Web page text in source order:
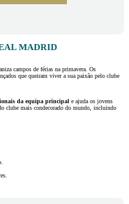
MADRID
campos de férias na primavera. Os
que queiram viver a sua paixão pelo clube
da equipa principal e ajuda os jovens
clube mais condecorado do mundo, incluindo